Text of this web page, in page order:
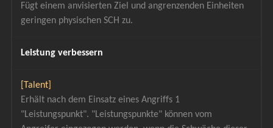
Fügt einem anvisierten Ziel und angrenzenden Einheiten
geringen physischen SCH zu.
Leistung verbessern
[Talent]
Erhält nach dem Einsatz eines Angriffs 1
"Leistungspunkt". "Leistungspunkte" können vom